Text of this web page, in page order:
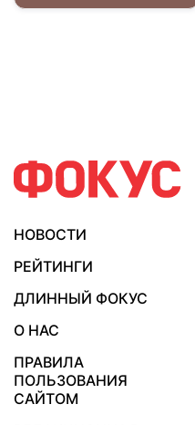
НОВОСТИ
РЕЙТИНГИ
ДЛИННЫЙ ФОКУС
О НАС
ПРАВИЛА
ПОЛЬЗОВАНИЯ
САЙТОМ